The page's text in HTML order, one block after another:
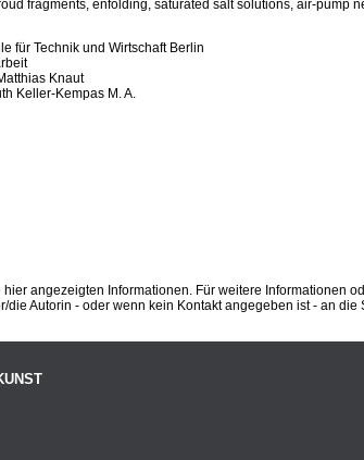
fragments, enfolding, saturated salt solutions, air-pump
für Technik und Wirtschaft Berlin
Knaut
Keller-Kempas M. A.
angezeigten Informationen. Für weitere Informationen
Autorin - oder wenn kein Kontakt angegeben ist - an die